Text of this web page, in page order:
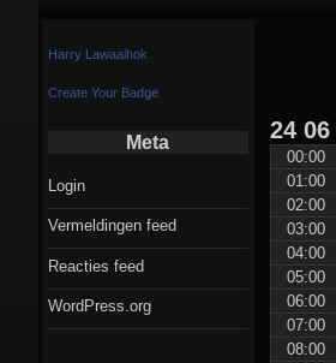
24 06
00:00
01:00
02:00
03:00
04:00
05:00
06:00
07:00
08:00
Harry Lawaaihok
Create Your Badge
Meta
Login
Vermeldingen feed
Reacties feed
WordPress.org